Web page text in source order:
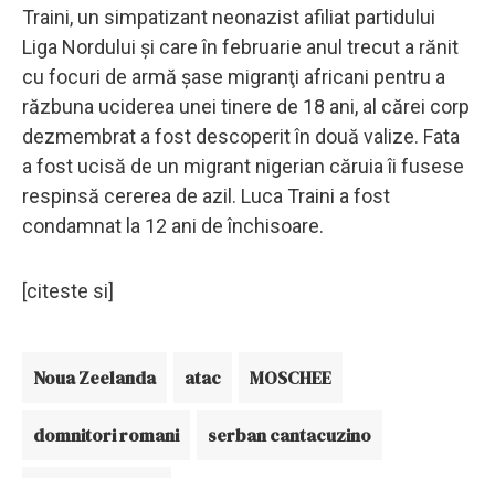
Traini, un simpatizant neonazist afiliat partidului
Liga Nordului şi care în februarie anul trecut a rănit
cu focuri de armă şase migranţi africani pentru a
răzbuna uciderea unei tinere de 18 ani, al cărei corp
dezmembrat a fost descoperit în două valize. Fata
a fost ucisă de un migrant nigerian căruia îi fusese
respinsă cererea de azil. Luca Traini a fost
condamnat la 12 ani de închisoare.
[citeste si]
Noua Zeelanda atac MOSCHEE
domnitori romani serban cantacuzino